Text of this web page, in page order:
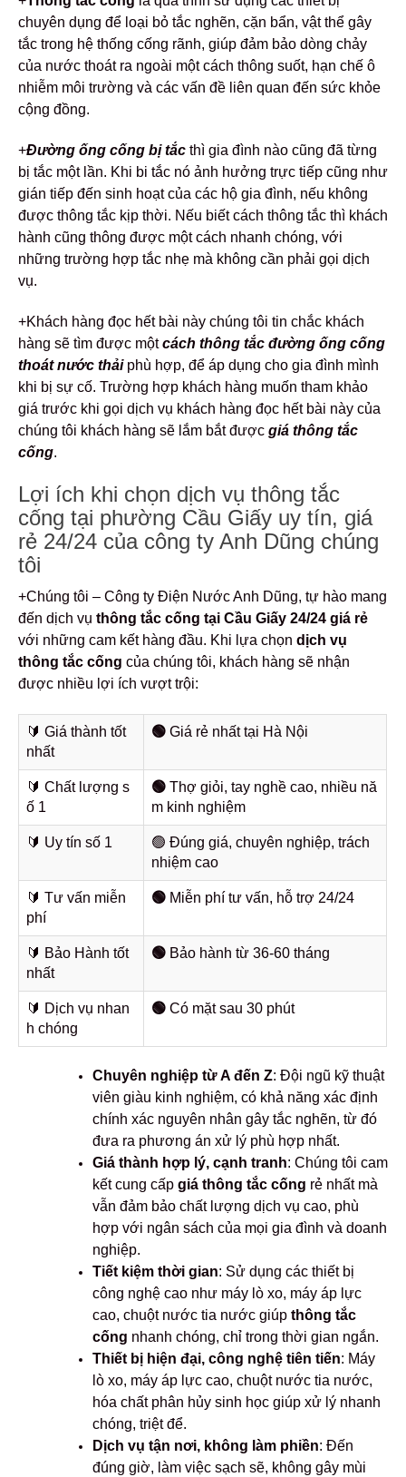
chuyên dụng để loại bỏ tắc nghẽn, cặn bẩn, vật thể gây
tắc trong hệ thống cống rãnh, giúp đảm bảo dòng chảy
của nước thoát ra ngoài một cách thông suốt, hạn chế ô
nhiễm môi trường và các vấn đề liên quan đến sức khỏe
cộng đồng.
+Đường ống cống bị tắc thì gia đình nào cũng đã từng
bị tắc một lần. Khi bi tắc nó ảnh hưởng trực tiếp cũng như
gián tiếp đến sinh hoạt của các hộ gia đình, nếu không
được thông tắc kịp thời. Nếu biết cách thông tắc thì khách
hành cũng thông được một cách nhanh chóng, với
những trường hợp tắc nhẹ mà không cần phải gọi dịch
vụ.
+Khách hàng đọc hết bài này chúng tôi tin chắc khách
hàng sẽ tìm được mộtcách thông tắc đường ống cống
thoát nước thảiphù hợp, để áp dụng cho gia đình mình
khi bị sự cố. Trường hợp khách hàng muốn tham khảo
giá trước khi gọi dịch vụ khách hàng đọc hết bài này của
chúng tôi khách hàng sẽ lắm bắt được giá thông tắc
cống.
Lợi ích khi chọn dịch vụ thông tắc
cống tại phường Cầu Giấy uy tín, giá
rẻ 24/24 của công ty Anh Dũng chúng
tôi
+Chúng tôi – Công ty Điện Nước Anh Dũng, tự hào mang
đến dịch vụ thông tắc cống tại Cầu Giấy 24/24 giá rẻ
với những cam kết hàng đầu. Khi lựa chọn dịch vụ
thông tắc cống của chúng tôi, khách hàng sẽ nhận
được nhiều lợi ích vượt trội:
🔰️ Giá thành tốt
nhất
🟢 Giá rẻ nhất tại Hà Nội
🔰️ Chất lượng s
ố 1
🟢 Thợ giỏi, tay nghề cao, nhiều nă
m kinh nghiệm
🔰️ Uy tín số 1
🟢 Đúng giá, chuyên nghiệp, trách
nhiệm cao
🔰️ Tư vấn miễn
phí
🟢 Miễn phí tư vấn, hỗ trợ 24/24
🔰️ Bảo Hành tốt
nhất
🟢 Bảo hành từ 36-60 tháng
🔰️ Dịch vụ nhan
h chóng
🟢 Có mặt sau 30 phút
Chuyên nghiệp từ A đến Z: Đội ngũ kỹ thuật
viên giàu kinh nghiệm, có khả năng xác định
chính xác nguyên nhân gây tắc nghẽn, từ đó
đưa ra phương án xử lý phù hợp nhất.
Giá thành hợp lý, cạnh tranh: Chúng tôi cam
kết cung cấp giá thông tắc cống rẻ nhất mà
vẫn đảm bảo chất lượng dịch vụ cao, phù
hợp với ngân sách của mọi gia đình và doanh
nghiệp.
Tiết kiệm thời gian: Sử dụng các thiết bị
công nghệ cao như máy lò xo, máy áp lực
cao, chuột nước tia nước giúp thông tắc
cống nhanh chóng, chỉ trong thời gian ngắn.
Thiết bị hiện đại, công nghệ tiên tiến: Máy
lò xo, máy áp lực cao, chuột nước tia nước,
hóa chất phân hủy sinh học giúp xử lý nhanh
chóng, triệt để.
Dịch vụ tận nơi, không làm phiền: Đến
đúng giờ, làm việc sạch sẽ, không gây mùi